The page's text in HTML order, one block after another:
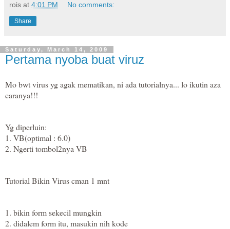
rois at 4:01 PM No comments:
Share
Saturday, March 14, 2009
Pertama nyoba buat viruz
Mo bwt virus yg agak mematikan, ni ada tutorialnya... lo ikutin aza
caranya!!!
Yg diperluin:
1. VB(optimal : 6.0)
2. Ngerti tombol2nya VB
Tutorial Bikin Virus cman 1 mnt
1. bikin form sekecil mungkin
2. didalem form itu, masukin nih kode